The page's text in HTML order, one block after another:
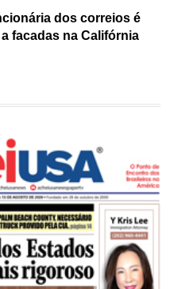
dos correios é
facadas na Califórnia